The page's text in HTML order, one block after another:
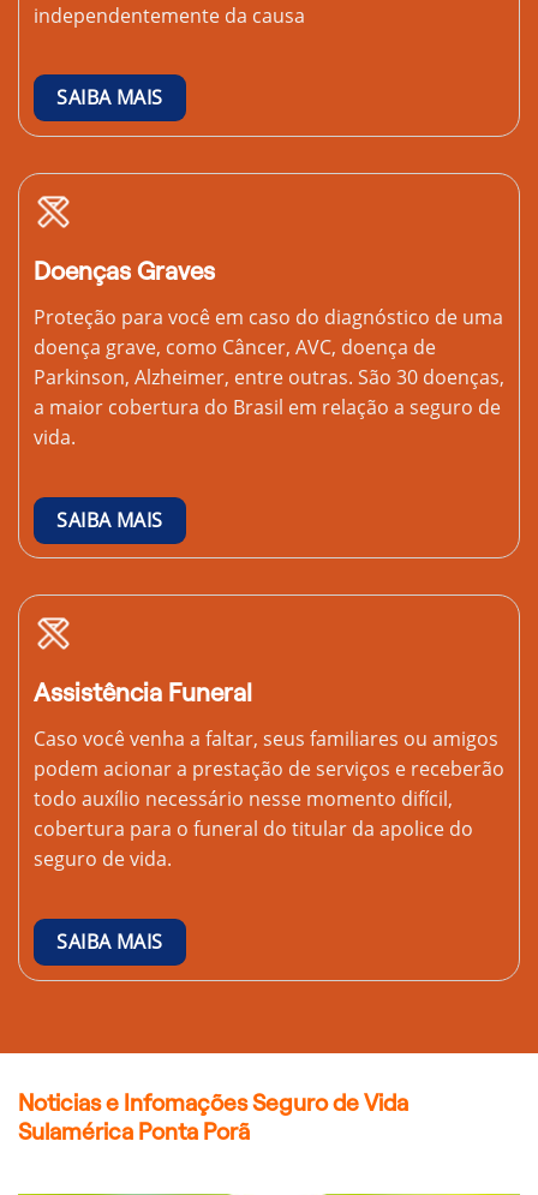
independentemente da causa
SAIBA MAIS
Doenças Graves
Proteção para você em caso do diagnóstico de uma
doença grave, como Câncer, AVC, doença de
Parkinson, Alzheimer, entre outras. São 30 doenças,
a maior cobertura do Brasil em relação a seguro de
vida.
SAIBA MAIS
Assistência Funeral
Caso você venha a faltar, seus familiares ou amigos
podem acionar a prestação de serviços e receberão
todo auxílio necessário nesse momento difícil,
cobertura para o funeral do titular da apolice do
seguro de vida.
SAIBA MAIS
Noticias e Infomações Seguro de Vida
Sulamérica Ponta Porã